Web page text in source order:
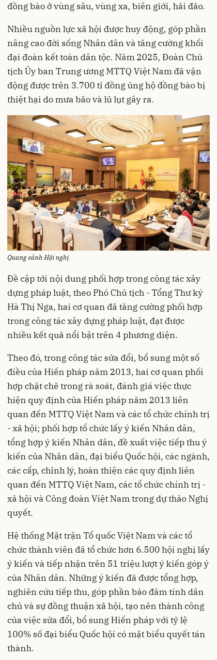
đồng bào ở vùng sâu, vùng xa, biên giới, hải đảo.
Nhiều nguồn lực xã hội được huy động, góp phần
nâng cao đời sống Nhân dân và tăng cường khối
đại đoàn kết toàn dân tộc. Năm 2025, Đoàn Chủ
tịch Ủy ban Trung ương MTTQ Việt Nam đã vận
động được trên 3.700 tỉ đồng ủng hộ đồng bào bị
thiệt hại do mưa bão và lũ lụt gây ra.
Quang cảnh Hội nghị
Đề cập tới nội dung phối hợp trong công tác xây
dựng pháp luật, theo Phó Chủ tịch - Tổng Thư ký
Hà Thị Nga, hai cơ quan đã tăng cường phối hợp
trong công tác xây dựng pháp luật, đạt được
nhiều kết quả nổi bật trên 4 phương diện.
Theo đó, trong công tác sửa đổi, bổ sung một số
điều của Hiến pháp năm 2013, hai cơ quan phối
hợp chặt chẽ trong rà soát, đánh giá việc thực
hiện quy định của Hiến pháp năm 2013 liên
quan đến MTTQ Việt Nam và các tổ chức chính trị
- xã hội; phối hợp tổ chức lấy ý kiến Nhân dân,
tổng hợp ý kiến Nhân dân, đề xuất việc tiếp thu ý
kiến của Nhân dân, đại biểu Quốc hội, các ngành,
các cấp, chỉnh lý, hoàn thiện các quy định liên
quan đến MTTQ Việt Nam, các tổ chức chính trị -
xã hội và Công đoàn Việt Nam trong dự thảo Nghị
quyết.
Hệ thống Mặt trận Tổ quốc Việt Nam và các tổ
chức thành viên đã tổ chức hơn 6.500 hội nghị lấy
ý kiến và tiếp nhận trên 51 triệu lượt ý kiến góp ý
của Nhân dân. Những ý kiến đã được tổng hợp,
nghiên cứu tiếp thu, góp phần bảo đảm tính dân
chủ và sự đồng thuận xã hội, tạo nên thành công
của việc sửa đổi, bổ sung Hiến pháp với tỷ lệ
100% số đại biểu Quốc hội có mặt biểu quyết tán
thành.